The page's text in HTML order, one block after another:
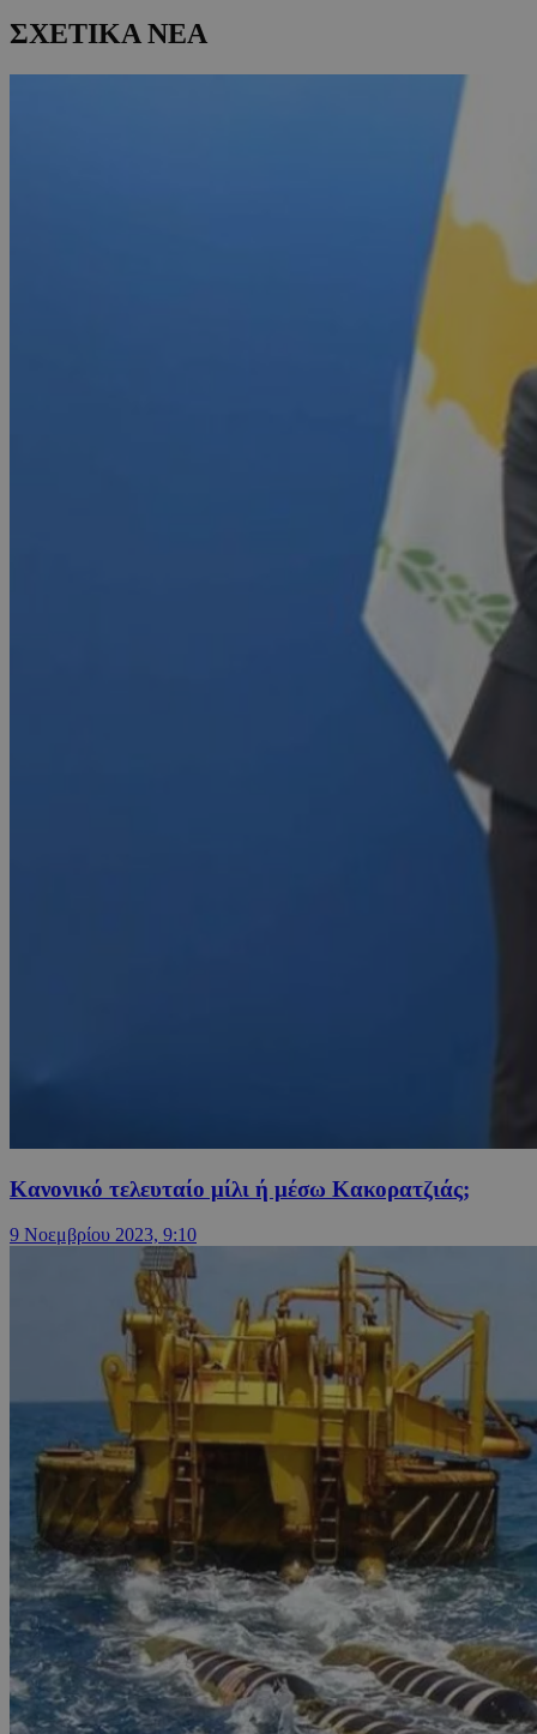
ΣΧΕΤΙΚΑ ΝΕΑ
Κανονικό τελευταίο μίλι ή μέσω Κακορατζιάς;
9 Νοεμβρίου 2023, 9:10